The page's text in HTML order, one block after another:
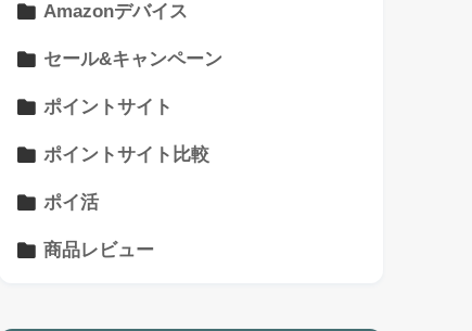
Amazonデバイス
セール&キャンペーン
ポイントサイト
ポイントサイト比較
ポイ活
商品レビュー